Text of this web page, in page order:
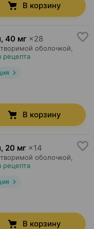
В корзину
, 40 мг ×28
оболочкой,
рецепта
В корзину
, 20 мг ×14
оболочкой,
рецепта
В корзину